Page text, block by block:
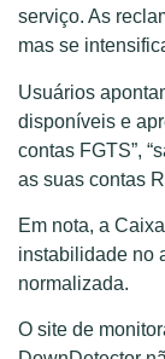
serviço. As
mas se
Usuários
disponíveis e
contas FGTS”,
as suas contas
Em nota, a
instabilidade no
normalizada.
O site de